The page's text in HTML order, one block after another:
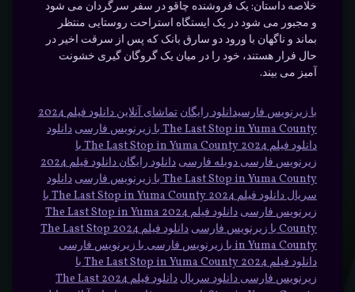
خلاصه داستان:یک فروشنده چاقو در سفر سرگردان می شود
و مجبور می شود در یک ایستگاه استراحت روستایی منتظر
بماند و ناگهان با ورود دو سارق بانک که پس از سرقت اخیر در
حال فرار هستند، خود را در میان یک گروگان گیری خشونت
آمیز می بیند.
با زیرنویس فارسیدانلود رایگان
تماشای آنلاین دانلود فیلم 2024
The Last Stop in Yuma County با زیرنویس فارسی
دانلود
دانلود فیلم 2024 The Last Stop in Yuma County با
زیرنویس فارسی دوبله فارسی
دانلود رایگان دانلود فیلم 2024
The Last Stop in Yuma County با زیرنویس فارسی
دانلود
سریال دانلود فیلم 2024 The Last Stop in Yuma County با
زیرنویس فارسی
دانلود فیلم 2024 The Last Stop in Yuma
County با زیرنویس فارسی
دانلود فیلم 2024 The Last Stop
in Yuma County با زیرنویس فارسی با زیرنویس فارسی
دانلود فیلم 2024 The Last Stop in Yuma County با
زیرنویس فارسی دانلود سریال
دانلود فیلم 2024 The Last